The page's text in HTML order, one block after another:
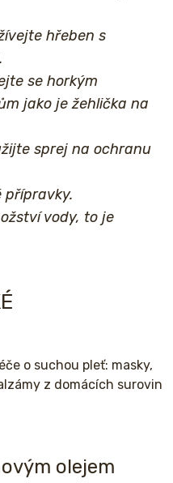
hřeben s
se horkým
jako je žehlička na
sprej na ochranu
přípravky.
vody, to je
o suchou pleť: masky,
z domácích surovin
olejem